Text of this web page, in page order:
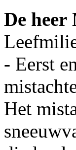
De heer
- Eerst
Het